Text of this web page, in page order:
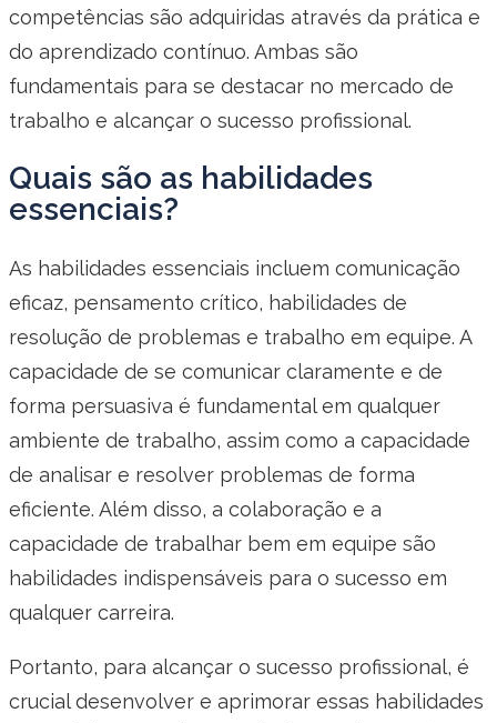
competências são adquiridas através da prática e
do aprendizado contínuo. Ambas são
fundamentais para se destacar no mercado de
trabalho e alcançar o sucesso profissional.
Quais são as habilidades
essenciais?
As habilidades essenciais incluem comunicação
eficaz, pensamento crítico, habilidades de
resolução de problemas e trabalho em equipe. A
capacidade de se comunicar claramente e de
forma persuasiva é fundamental em qualquer
ambiente de trabalho, assim como a capacidade
de analisar e resolver problemas de forma
eficiente. Além disso, a colaboração e a
capacidade de trabalhar bem em equipe são
habilidades indispensáveis para o sucesso em
qualquer carreira.
Portanto, para alcançar o sucesso profissional, é
crucial desenvolver e aprimorar essas habilidades